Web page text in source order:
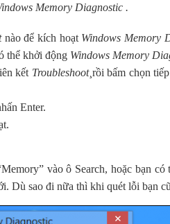
Memory Diagnostic .
nào để kích hoạt Windows Memory
thể khởi động Windows Memory
kết Troubleshoot¸rồi bấm chọn
Enter.
vào ô Search, hoặc bạn
Dù sao đi nữa thì khi quét lỗi bạn